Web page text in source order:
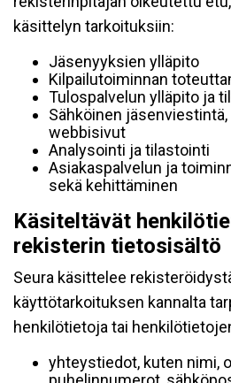
käsittelyn tarkoituksiin:
Jäsenyyksien ylläpito
Kilpailutoiminnan
Tulospalvelun ylläpito ja
Sähköinen
webbisivut
Analysointi ja tilastointi
Asiakaspalvelun ja
sekä kehittäminen
Käsiteltävät
rekisterin tietosisältö
Seura käsittelee
käyttötarkoituksen kannalta
henkilötietoja tai
yhteystiedot, kuten nimi,